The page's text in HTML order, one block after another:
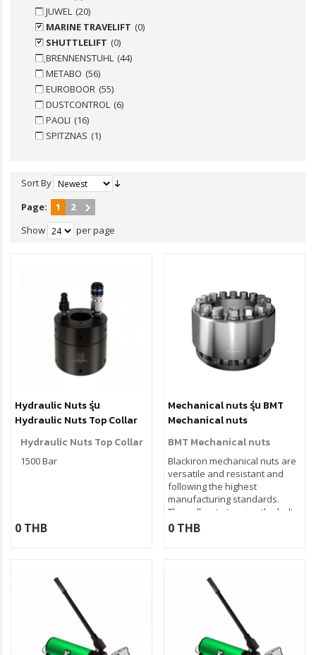
JUWEL (20)
MARINE TRAVELIFT (0)
SHUTTLELIFT (0)
ฺBRENNENSTUHL (44)
METABO (56)
EUROBOOR (55)
DUSTCONTROL (6)
PAOLI (16)
SPITZNAS (1)
Sort By
Page:
1
2
Show
per page
Hydraulic Nuts รุ่น
Hydraulic Nuts Top Collar
Hydraulic Nuts Top Collar
1500 Bar
0 THB
Mechanical nuts รุ่น BMT
Mechanical nuts
BMT Mechanical nuts
Blackiron mechanical nuts are
versatile and resistant and
following the highest
manufacturing standards.
They allow to tension the bolts
without the use of pressurized
residual load to the bolt itself.
Available up to 6100 kN nom.
preload, can be designed in
special material upon request.
0 THB